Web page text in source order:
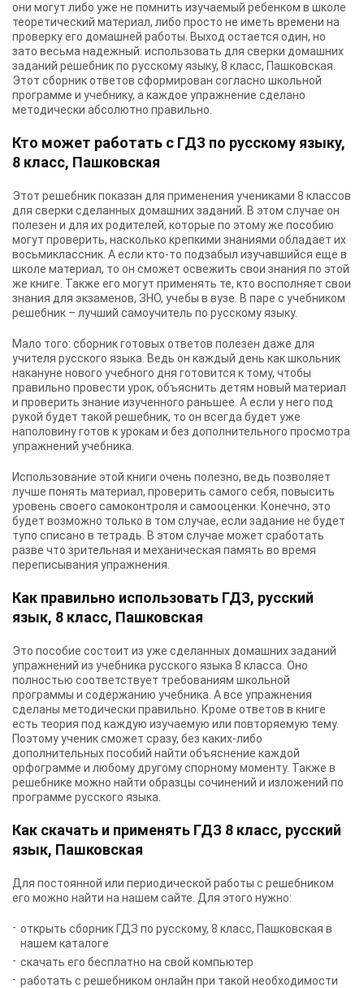
они могут либо уже не помнить изучаемый ребенком в школе
теоретический материал, либо просто не иметь времени на
проверку его домашней работы. Выход остается один, но
зато весьма надежный: использовать для сверки домашних
заданий решебник по русскому языку, 8 класс, Пашковская
Этот сборник ответов сформирован согласно школьной
программе и учебнику, а каждое упражнение сделано
методически абсолютно правильно.
Кто может работать с ГДЗ по русскому языку,
8 класс, Пашковская
Этот решебник показан для применения учениками 8 классов
для сверки сделанных домашних заданий. В этом случае он
полезен и для их родителей, которые по этому же пособию
могут проверить, насколько крепкими знаниями обладает их
восьмиклассник. А если кто-то подзабыл изучавшийся еще в
школе материал, то он сможет освежить свои знания по этой
же книге. Также его могут применять те, кто восполняет свои
знания для экзаменов, ЗНО, учебы в вузе. В паре с учебником
решебник – лучший самоучитель по русскому языку.
Мало того: сборник готовых ответов полезен даже для
учителя русского языка. Ведь он каждый день как школьник
накануне нового учебного дня готовится к тому, чтобы
правильно провести урок, объяснить детям новый материал
и проверить знание изученного раньшее. А если у него под
рукой будет такой решебник, то он всегда будет уже
наполовину готов к урокам и без дополнительного просмотра
упражнений учебника.
Использование этой книги очень полезно, ведь позволяет
лучше понять материал, проверить самого себя, повысить
уровень своего самоконтроля и самооценки. Конечно, это
будет возможно только в том случае, если задание не будет
тупо списано в тетрадь. В этом случае может сработать
разве что зрительная и механическая память во время
переписывания упражнения.
Как правильно использовать ГДЗ, русский
язык, 8 класс, Пашковская
Это пособие состоит из уже сделанных домашних заданий
упражнений из учебника русского языка 8 класса. Оно
полностью соответствует требованиям школьной
программы и содержанию учебника. А все упражнения
сделаны методически правильно. Кроме ответов в книге
есть теория под каждую изучаемую или повторяемую тему.
Поэтому ученик сможет сразу, без каких-либо
дополнительных пособий найти объяснение каждой
орфограмме и любому другому спорному моменту. Также в
решебнике можно найти образцы сочинений и изложений по
программе русского языка.
Как скачать и применять ГДЗ 8 класс, русский
язык, Пашковская
Для постоянной или периодической работы с решебником
его можно найти на нашем сайте. Для этого нужно:
открыть сборник ГДЗ по русскому, 8 класс, Пашковская в
нашем каталоге
скачать его бесплатно на свой компьютер
работать с решебником онлайн при такой необходимости